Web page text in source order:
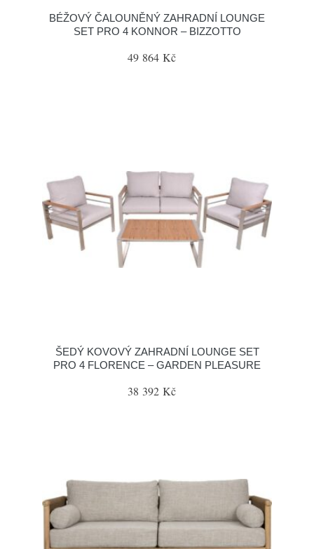
BÉŽOVÝ ČALOUNĚNÝ ZAHRADNÍ LOUNGE
SET PRO 4 KONNOR – BIZZOTTO
49 864 Kč
ŠEDÝ KOVOVÝ ZAHRADNÍ LOUNGE SET
PRO 4 FLORENCE – GARDEN PLEASURE
38 392 Kč